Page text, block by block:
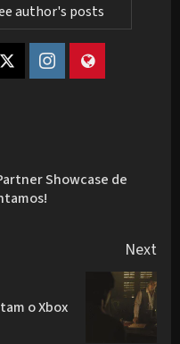
author's posts
Showcase de
Next
o Xbox